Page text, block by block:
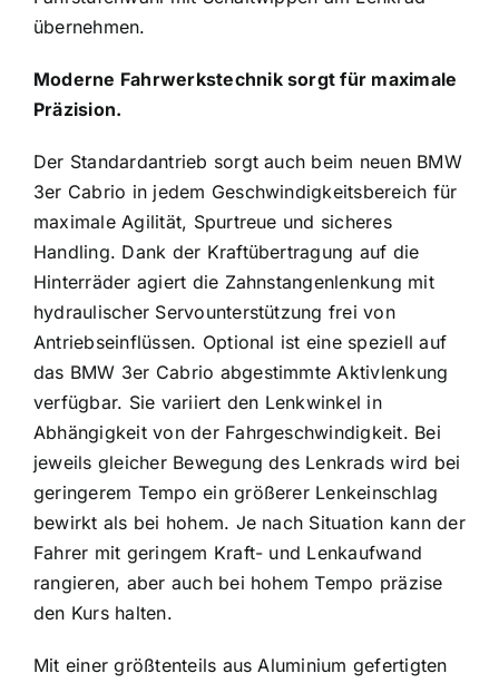
übernehmen.
Moderne Fahrwerkstechnik sorgt für maximale
Präzision.
Der Standardantrieb sorgt auch beim neuen BMW
3er Cabrio in jedem Geschwindigkeitsbereich für
maximale Agilität, Spurtreue und sicheres
Handling. Dank der Kraftübertragung auf die
Hinterräder agiert die Zahnstangenlenkung mit
hydraulischer Servounterstützung frei von
Antriebseinflüssen. Optional ist eine speziell auf
das BMW 3er Cabrio abgestimmte Aktivlenkung
verfügbar. Sie variiert den Lenkwinkel in
Abhängigkeit von der Fahrgeschwindigkeit. Bei
jeweils gleicher Bewegung des Lenkrads wird bei
geringerem Tempo ein größerer Lenkeinschlag
bewirkt als bei hohem. Je nach Situation kann der
Fahrer mit geringem Kraft- und Lenkaufwand
rangieren, aber auch bei hohem Tempo präzise
den Kurs halten.
Mit einer größtenteils aus Aluminium gefertigten